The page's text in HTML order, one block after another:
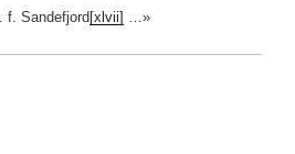
f. Sandefjord[xlvii] …»